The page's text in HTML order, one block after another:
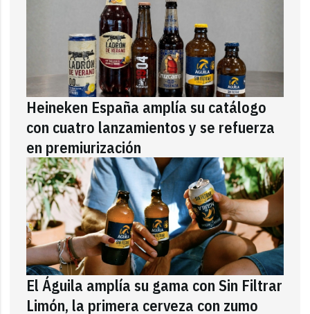
Heineken España amplía su catálogo
con cuatro lanzamientos y se refuerza
en premiurización
El Águila amplía su gama con Sin Filtrar
Limón, la primera cerveza con zumo